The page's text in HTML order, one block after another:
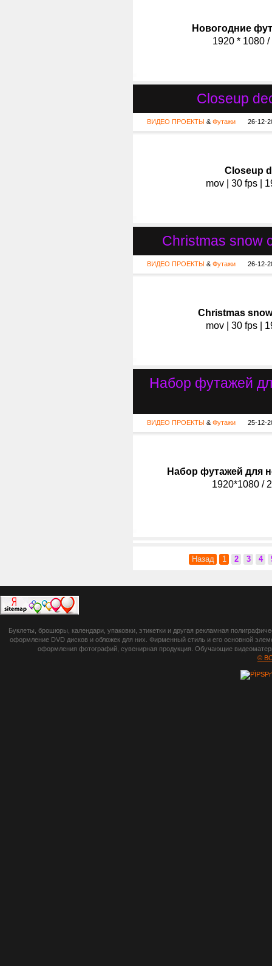
Новогодние
1920 * 1080
Сloseup
ВИДЕО ПРОЕКТЫ & Футажи 26-12-
Сloseup
mov | 30 fps |
Christmas snow
ВИДЕО ПРОЕКТЫ & Футажи 26-12-
Christmas
mov | 30 fps |
Набор футажей
ВИДЕО ПРОЕКТЫ & Футажи 25-12-
Набор футажей для
1920*1080 /
Назад 1 2 3 4
botsetto.ru -
photoshop,
шрифты,
Буклеты, брошюры, календари, упаковки, этикетки и другая рекламная
оформление DVD дисков и обложек для них. Фирменный стиль и его основной
оформления фотографий, сувенирная продукция. Обучающие
©